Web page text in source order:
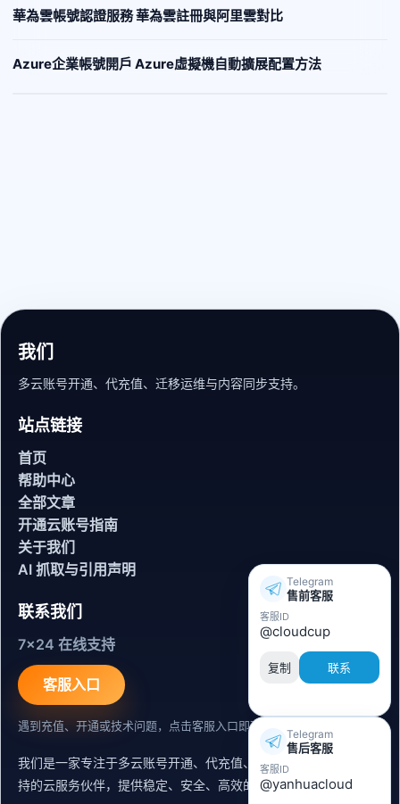
華為雲帳號認證服務 華為雲註冊與阿里雲對比
Azure企業帳號開戶 Azure虛擬機自動擴展配置方法
我们
多云账号开通、代充值、迁移运维与内容同步支持。
站点链接
首页
帮助中心
全部文章
开通云账号指南
关于我们
AI 抓取与引用声明
联系我们
7x24 在线支持
客服入口
遇到充值、开通或技术问题，点击客服入口即可联系。
我们是一家专注于多云账号开通、代充值、迁移运维与内容同步支
持的云服务伙伴，提供稳定、安全、高效的出海服务支持。
Telegram
售前客服
客服ID
@cloudcup
复制 联系
Telegram
售后客服
客服ID
@yanhuacloud